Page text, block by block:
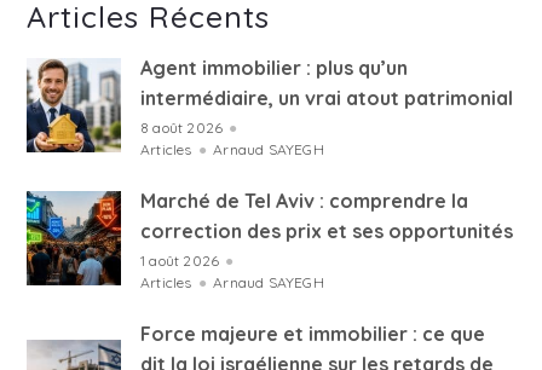
Articles Récents
Agent immobilier : plus qu’un
intermédiaire, un vrai atout patrimonial
8 août 2026 ●
Articles ● Arnaud SAYEGH
Marché de Tel Aviv : comprendre la
correction des prix et ses opportunités
1 août 2026 ●
Articles ● Arnaud SAYEGH
Force majeure et immobilier : ce que
dit la loi israélienne sur les retards de